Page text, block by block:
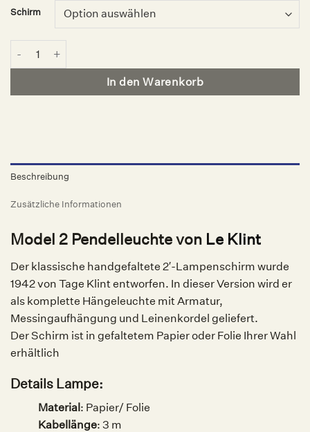
Schirm
In den Warenkorb
Beschreibung
Zusätzliche Informationen
Model 2 Pendelleuchte von Le Klint
Der klassische handgefaltete 2′-Lampenschirm wurde
1942 von Tage Klint entworfen. In dieser Version wird er
als komplette Hängeleuchte mit Armatur,
Messingaufhängung und Leinenkordel geliefert.
Der Schirm ist in gefaltetem Papier oder Folie Ihrer Wahl
erhältlich
Details Lampe:
Material: Papier/ Folie
Kabellänge: 3 m